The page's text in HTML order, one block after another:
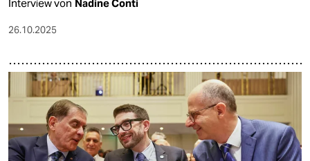
Interview von Nadine Conti
26.10.2025